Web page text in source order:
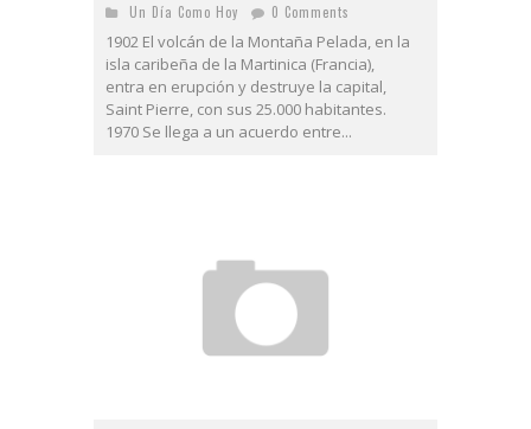
Un Día Como Hoy
0 Comments
1902 El volcán de la Montaña Pelada, en la
isla caribeña de la Martinica (Francia),
entra en erupción y destruye la capital,
Saint Pierre, con sus 25.000 habitantes.
1970 Se llega a un acuerdo entre...